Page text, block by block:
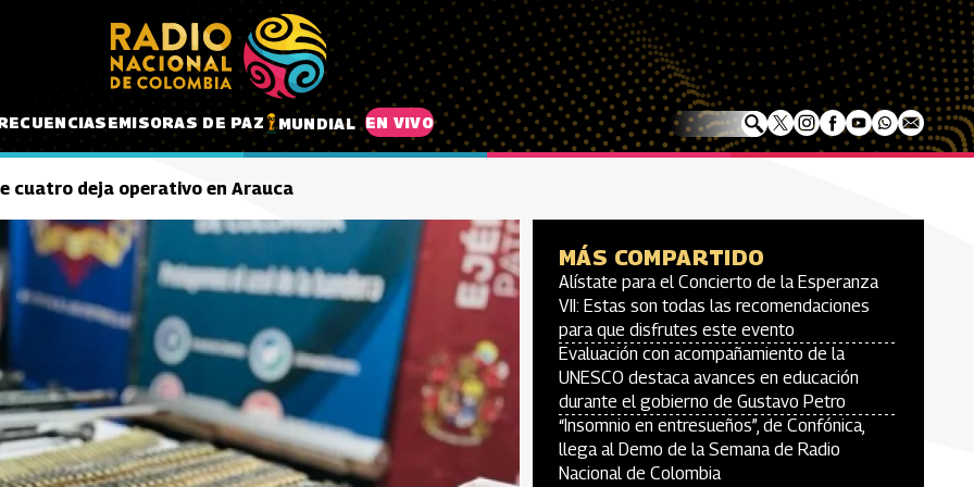
EMISORAS DE PAZ MUNDIAL EN VIVO
cuatro deja operativo en Arauca
MÁS COMPARTIDO
Alístate para el Concierto de la Esperanza
VII: Estas son todas las recomendaciones
para que disfrutes este evento
Evaluación con acompañamiento de la
UNESCO destaca avances en educación
durante el gobierno de Gustavo Petro
“Insomnio en entresueños”, de Confónica,
llega al Demo de la Semana de Radio
Nacional de Colombia